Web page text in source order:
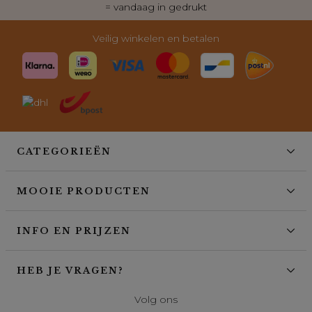
= vandaag in gedrukt
Veilig winkelen en betalen
CATEGORIEËN
MOOIE PRODUCTEN
INFO EN PRIJZEN
HEB JE VRAGEN?
Volg ons